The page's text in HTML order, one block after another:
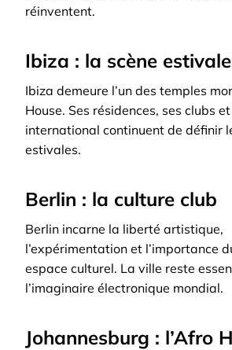
réinventent.
Ibiza : la scène estivale
Ibiza demeure l’un des temples
House. Ses résidences, ses clubs
international continuent de définir
estivales.
Berlin : la culture club
Berlin incarne la liberté artistique,
l’expérimentation et l’importance
espace culturel. La ville reste
l’imaginaire électronique mondial.
Johannesburg : l’Afro